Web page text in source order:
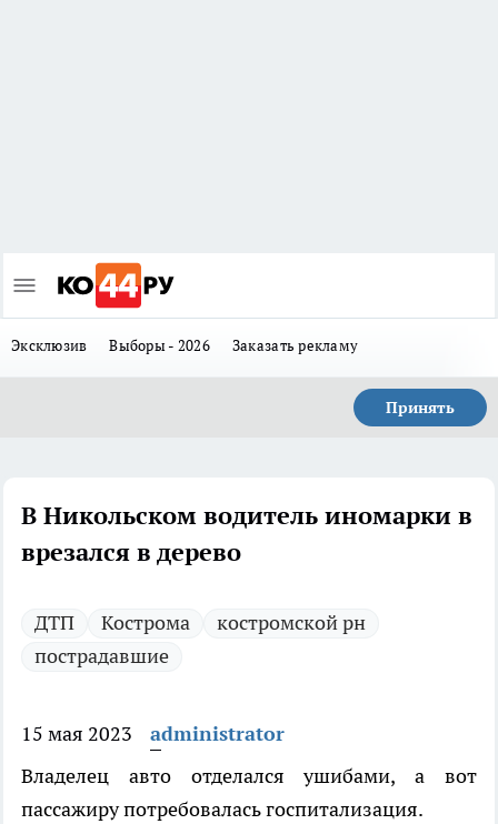
Эксклюзив Выборы - 2026 Заказать рекламу
Принять
В Никольском водитель иномарки в
врезался в дерево
ДТП Кострома
костромской рн
пострадавшие
15 мая 2023
administrator
Владелец авто отделался ушибами, а вот
пассажиру потребовалась госпитализация.